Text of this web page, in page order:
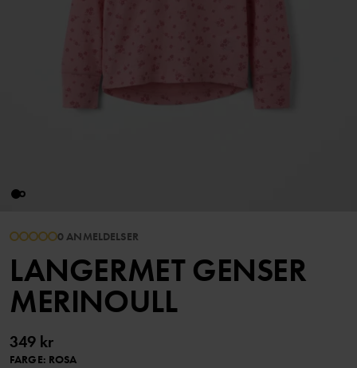
0 ANMELDELSER
LANGERMET GENSER
MERINOULL
349 kr
FARGE: ROSA